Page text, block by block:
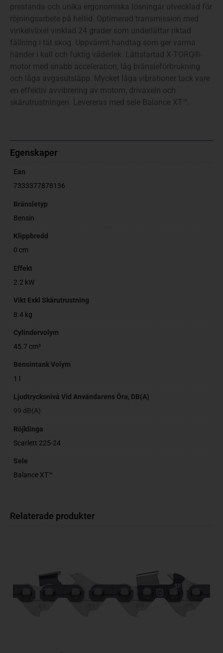
prestanda och unika ergonomiska lösningar utvecklad för
röjningsarbete på heltid. Optimerad transmission med
vinkelväxel vinklad 24 grader som underlättar riktad
fällning i tät skog. Uppvärmt handtag som ger varma
händer i kall och fuktig väderlek. Lättstartad X-TORQ®-
motor med snabb acceleration, låg bränsleförbrukning
och låga avgasutsläpp. Mycket låga vibrationer tack vare
en effektiv avvibrering av motorn, drivaxeln och
skärutrustningen. Levereras med sele Balance XT™.
Egenskaper
Ean
7333377878136
Bränsletyp
Bensin
Klippbredd
0 cm
Effekt
2.2 kW
Vikt Exkl Skärutrustning
8.4 kg
Cylindervolym
45.7 cm³
Bensintank Volym
1 l
Ljudtrycksnivå Vid Användarens Öra, DB(A)
99 dB(A)
Röjklinga
Scarlett 225-24
Sele
Balance XT™
Relaterade produkter